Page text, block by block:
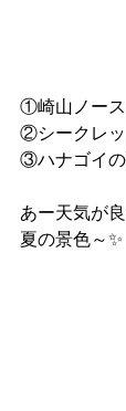
①崎山ノー
②シークレ
③ハナゴイ
あー天気が
夏の景色～✨